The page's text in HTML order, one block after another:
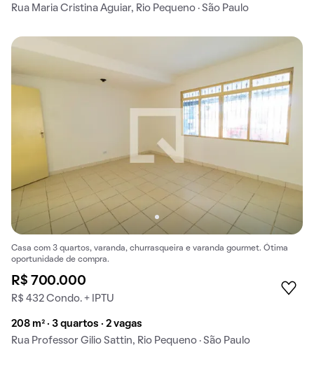
Rua Maria Cristina Aguiar, Rio Pequeno · São Paulo
Casa com 3 quartos, varanda, churrasqueira e varanda gourmet. Ótima
oportunidade de compra.
R$ 700.000
R$ 432 Condo. + IPTU
208 m² · 3 quartos · 2 vagas
Rua Professor Gilio Sattin, Rio Pequeno · São Paulo